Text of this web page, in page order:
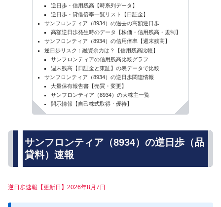
逆日歩・信用残高【時系列データ】
逆日歩・貸借倍率一覧リスト【日証金】
サンフロンティア（8934）の過去の高額逆日歩
高額逆日歩発生時のデータ【株価・信用残高・規制】
サンフロンティア（8934）の信用倍率【週末残高】
逆日歩リスク：融資余力は？【信用残高比較】
サンフロンティアの信用残高比較グラフ
週末残高【日証金と東証】の表データで比較
サンフロンティア（8934）の逆日歩関連情報
大量保有報告書【売買・変更】
サンフロンティア（8934）の大株主一覧
開示情報【自己株式取得・優待】
サンフロンティア（8934）の逆日歩（品
貸料）速報
逆日歩速報【更新日】2026年8月7日